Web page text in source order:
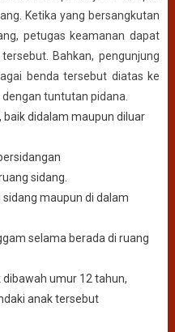
Ketika yang bersangkutan
petugas keamanan dapat
Bahkan, pengunjung
benda tersebut diatas ke
tuntutan pidana.
didalam maupun diluar
sidang.
maupun di dalam
selama berada di ruang
umur 12 tahun,
anak tersebut